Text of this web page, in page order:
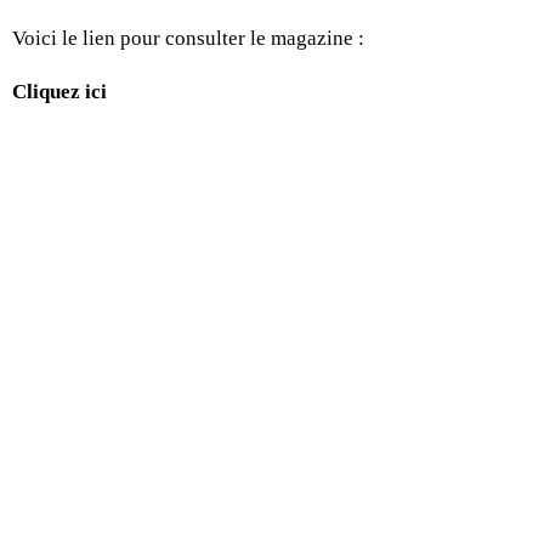
Voici le lien pour consulter le magazine :
Cliquez ici